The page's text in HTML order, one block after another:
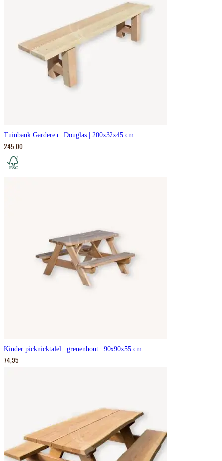
Tuinbank Garderen | Douglas | 200x32x45 cm
245,00
Kinder picknicktafel | grenenhout | 90x90x55 cm
74,95